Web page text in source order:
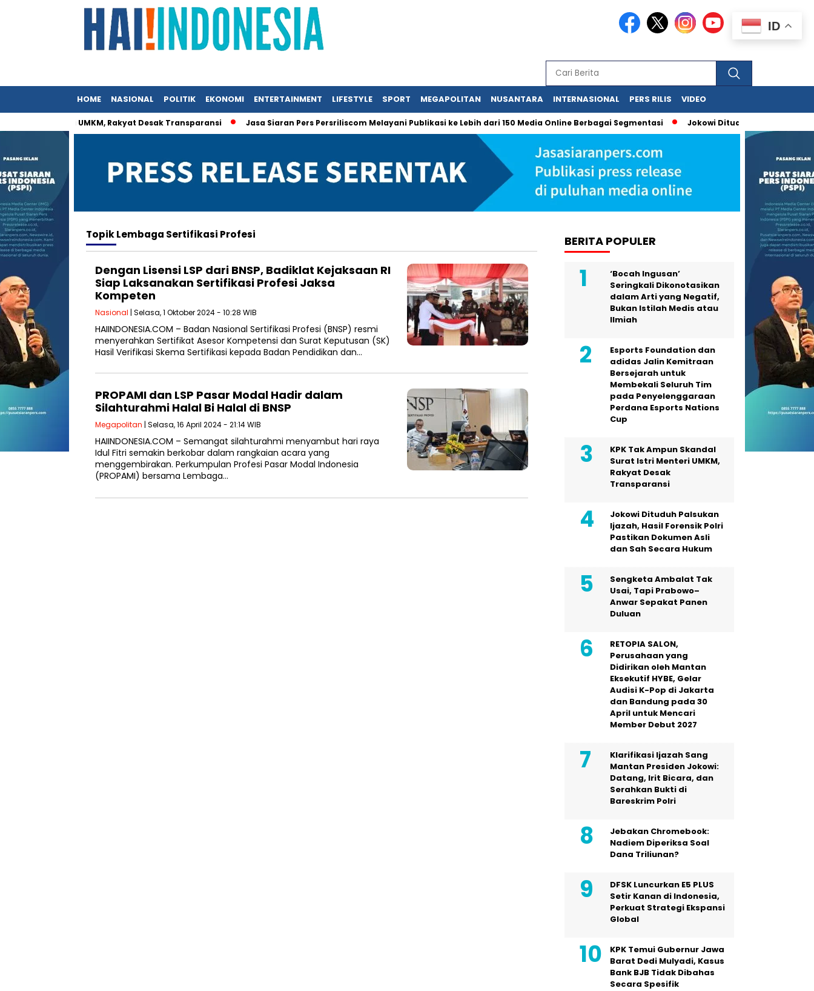
HOME NASIONAL POLITIK EKONOMI ENTERTAINMENT LIFESTYLE SPORT MEGAPOLITAN NUSANTARA INTERNASIONAL PERS RILIS VIDEO
Istri Menteri UMKM, Rakyat Desak Transparansi Jasa Siaran Pers Persriliscom Melayani Publikasi ke Lebih dari 150 Media Online Berbagai Segmentasi Jokowi Dituduh Palsukan Ijazah,
TopikLembaga Sertifikasi Profesi
Dengan Lisensi LSP dari BNSP, Badiklat Kejaksaan RI
Siap Laksanakan Sertifikasi Profesi Jaksa
Kompeten
Nasional | Selasa, 1 Oktober 2024 - 10:28 WIB
HAIINDONESIA.COM – Badan Nasional Sertifikasi Profesi (BNSP) resmi
menyerahkan Sertifikat Asesor Kompetensi dan Surat Keputusan (SK)
Hasil Verifikasi Skema Sertifikasi kepada Badan Pendidikan dan…
PROPAMI dan LSP Pasar Modal Hadir dalam
Silahturahmi Halal Bi Halal di BNSP
Megapolitan | Selasa, 16 April 2024 - 21:14 WIB
HAIINDONESIA.COM – Semangat silahturahmi menyambut hari raya
Idul Fitri semakin berkobar dalam rangkaian acara yang
menggembirakan. Perkumpulan Profesi Pasar Modal Indonesia
(PROPAMI) bersama Lembaga…
BERITA POPULER
‘Bocah Ingusan’
Seringkali Dikonotasikan
dalam Arti yang Negatif,
Bukan Istilah Medis atau
Ilmiah
Esports Foundation dan
adidas Jalin Kemitraan
Bersejarah untuk
Membekali Seluruh Tim
pada Penyelenggaraan
Perdana Esports Nations
Cup
KPK Tak Ampun Skandal
Surat Istri Menteri UMKM,
Rakyat Desak
Transparansi
Jokowi Dituduh Palsukan
Ijazah, Hasil Forensik Polri
Pastikan Dokumen Asli
dan Sah Secara Hukum
Sengketa Ambalat Tak
Usai, Tapi Prabowo–
Anwar Sepakat Panen
Duluan
RETOPIA SALON,
Perusahaan yang
Didirikan oleh Mantan
Eksekutif HYBE, Gelar
Audisi K-Pop di Jakarta
dan Bandung pada 30
April untuk Mencari
Member Debut 2027
Klarifikasi Ijazah Sang
Mantan Presiden Jokowi:
Datang, Irit Bicara, dan
Serahkan Bukti di
Bareskrim Polri
Jebakan Chromebook:
Nadiem Diperiksa Soal
Dana Triliunan?
DFSK Luncurkan E5 PLUS
Setir Kanan di Indonesia,
Perkuat Strategi Ekspansi
Global
KPK Temui Gubernur Jawa
Barat Dedi Mulyadi, Kasus
Bank BJB Tidak Dibahas
Secara Spesifik
ID